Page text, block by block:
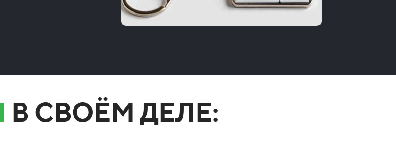
В СВОЁМ ДЕЛЕ: